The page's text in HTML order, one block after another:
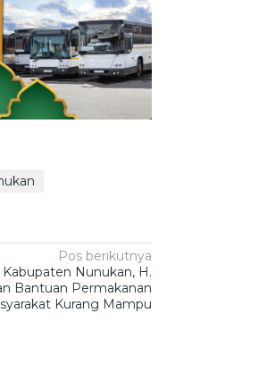
Pos berikutnya
Kabupaten Nunukan, H.
Bantuan Permakanan
Kurang Mampu